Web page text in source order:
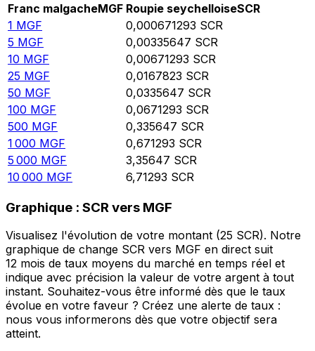
Franc malgacheMGF Roupie seychelloiseSCR
1 MGF 0,000671293 SCR
5 MGF 0,00335647 SCR
10 MGF 0,00671293 SCR
25 MGF 0,0167823 SCR
50 MGF 0,0335647 SCR
100 MGF 0,0671293 SCR
500 MGF 0,335647 SCR
1 000 MGF 0,671293 SCR
5 000 MGF 3,35647 SCR
10 000 MGF 6,71293 SCR
Graphique : SCR vers MGF
Visualisez l'évolution de votre montant (25 SCR). Notre
graphique de change SCR vers MGF en direct suit
12 mois de taux moyens du marché en temps réel et
indique avec précision la valeur de votre argent à tout
instant. Souhaitez-vous être informé dès que le taux
évolue en votre faveur ? Créez une alerte de taux :
nous vous informerons dès que votre objectif sera
atteint.